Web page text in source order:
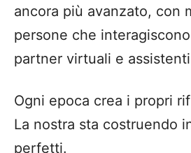
ancora più avanzato, con
persone che
partner virtuali e
Ogni epoca crea i propri
La nostra sta costruendo
perfetti.